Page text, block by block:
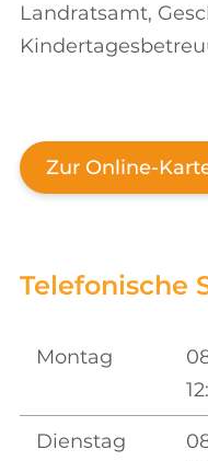
Landratsamt,
Zur Online-
Telefonische
Montag
Dienstag